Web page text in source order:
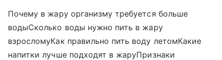
Почему в жару организму требуется больше
водыСколько воды нужно пить в жару
взросломуКак правильно пить воду летомКакие
напитки лучше подходят в жаруПризнаки